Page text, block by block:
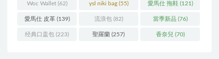
Woc Wallet(62) ysl niki bag(55) 愛馬仕 拖鞋(121)
愛馬仕 皮革(139) 流浪包(82) 當季新品 (76)
经典口盖包 (223) 聖羅蘭 (257) 香奈兒 (70)